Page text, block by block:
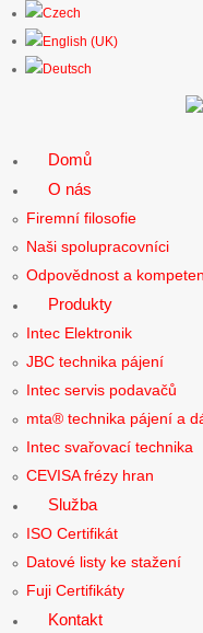
Domů
O nás
Firemní filosofie
Naši spolupracovníci
Odpovědnost a
Produkty
Intec Elektronik
JBC technika pájení
Intec servis podavačů
mta® technika pájení a
Intec svařovací technika
CEVISA frézy hran
Služba
ISO Certifikát
Datové listy ke stažení
Fuji Certifikáty
Kontakt